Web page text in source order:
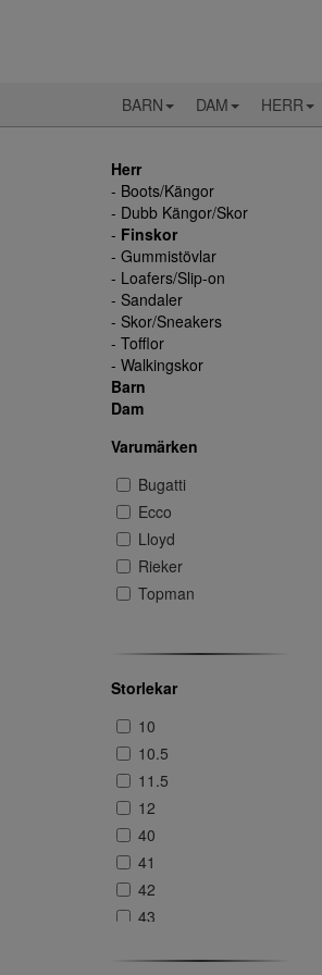
BARN DAM HERR
Herr
- Boots/Kängor
- Dubb Kängor/Skor
- Finskor
- Gummistövlar
- Loafers/Slip-on
- Sandaler
- Skor/Sneakers
- Tofflor
- Walkingskor
Barn
Dam
Varumärken
Bugatti
Ecco
Lloyd
Rieker
Topman
Storlekar
10
10.5
11.5
12
40
41
42
43